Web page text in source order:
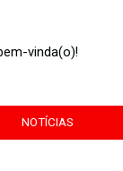
vinda(o)!
NOTÍCIAS